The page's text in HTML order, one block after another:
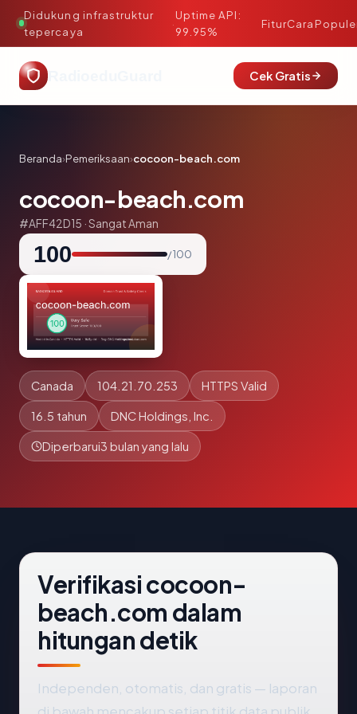
Didukung infrastruktur
tepercaya
·
Uptime API:
99.95%
FiturCara
Cek Gratis
Beranda›Pemeriksaan›cocoon-beach.com
cocoon-beach.com
#AFF42D15 · Sangat Aman
100 / 100
Canada 104.21.70.253 HTTPS Valid
16.5 tahun DNC Holdings, Inc.
Diperbarui3 bulan yang lalu
Verifikasi cocoon-
beach.com dalam
hitungan detik
Independen, otomatis, dan gratis — laporan